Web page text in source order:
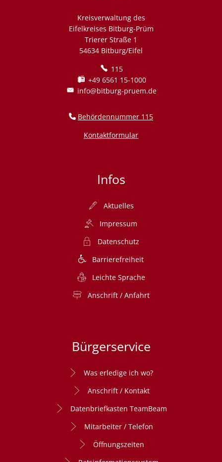
Kreisverwaltung des
Eifelkreises Bitburg-Prüm
Trierer Straße 1
54634 Bitburg/Eifel
115
+49 6561 15-1000
info@bitburg-pruem.de
Behördennummer 115
Kontaktformular
Infos
Aktuelles
Impressum
Datenschutz
Barrierefreiheit
Leichte Sprache
Anschrift / Anfahrt
Bürgerservice
Was erledige ich wo?
Anschrift / Kontakt
Datenbriefkasten TeamBeam
Mitarbeiter / Telefon
Öffnungszeiten